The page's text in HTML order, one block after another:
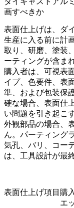
画すべきか
表面仕上げは、ダ
生産に入る前に計
取り、研磨、塗装
ーティングが含ま
購入者は、可視表
イプ、色要件、表
準、および包装保
確な場合、表面仕
い問題を引き起こ
外観部品の場合、
ん。パーティング
気孔、バリ、コー
は、工具設計が最
表面仕上げ項目 購
エ